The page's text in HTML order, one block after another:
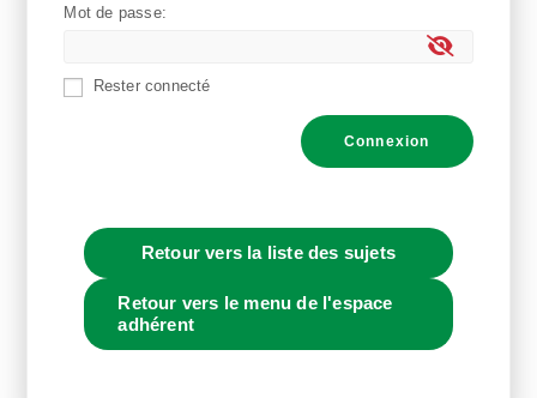
Mot de passe:
Rester connecté
Connexion
Retour vers la liste des sujets
Retour vers le menu de l'espace
adhérent